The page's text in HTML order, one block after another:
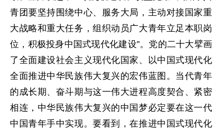
青团要坚持围绕中心、服务大局，主动对接国家重
大战略和重大任务，组织动员广大青年立足本职岗
位，积极投身中国式现代化建设”。党的二十大擘画
了全面建设社会主义现代化国家、以中国式现代化
全面推进中华民族伟大复兴的宏伟蓝图。当代青年
的成长期、奋斗期与这一伟大进程高度契合、紧密
相连，中华民族伟大复兴的中国梦必定要在这一代
中国青年手中实现。要看到，在推进中国式现代化